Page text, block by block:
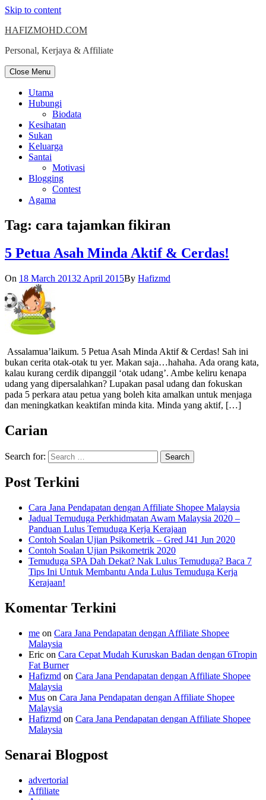
Skip to content
HAFIZMOHD.COM
Personal, Kerjaya & Affiliate
Close Menu
Utama
Hubungi
Biodata
Kesihatan
Sukan
Keluarga
Santai
Motivasi
Blogging
Contest
Agama
Tag: cara tajamkan fikiran
5 Petua Asah Minda Aktif & Cerdas!
On 18 March 20132 April 2015By Hafizmd
Assalamua’laikum. 5 Petua Asah Minda Aktif & Cerdas! Sah ini
bukan cerita otak-otak tu yer. Makan saja…hahaha. Ada orang kata,
kalau kurang cerdik dipanggil ‘otak udang’. Ambe keliru kenapa
udang yang dipersalahkan? Lupakan pasal udang dan fokuskan
pada 5 perkara atau petua yang boleh kita amalkan untuk menjaga
dan meningkatkan keaktifan minda kita. Minda yang aktif, […]
Carian
Search for:
Post Terkini
Cara Jana Pendapatan dengan Affiliate Shopee Malaysia
Jadual Temuduga Perkhidmatan Awam Malaysia 2020 –
Panduan Lulus Temuduga Kerja Kerajaan
Contoh Soalan Ujian Psikometrik – Gred J41 Jun 2020
Contoh Soalan Ujian Psikometrik 2020
Temuduga SPA Dah Dekat? Nak Lulus Temuduga? Baca 7
Tips Ini Untuk Membantu Anda Lulus Temuduga Kerja
Kerajaan!
Komentar Terkini
me on Cara Jana Pendapatan dengan Affiliate Shopee
Malaysia
Eric on Cara Cepat Mudah Kuruskan Badan dengan 6Tropin
Fat Burner
Hafizmd on Cara Jana Pendapatan dengan Affiliate Shopee
Malaysia
Mus on Cara Jana Pendapatan dengan Affiliate Shopee
Malaysia
Hafizmd on Cara Jana Pendapatan dengan Affiliate Shopee
Malaysia
Senarai Blogpost
advertorial
Affiliate